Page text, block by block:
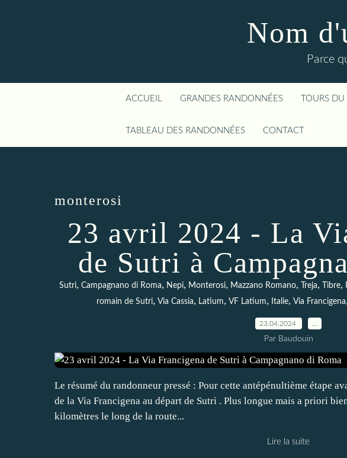
Nom
Parce
ACCUEIL GRANDES RANDONNÉES TOURS
TABLEAU DES RANDONNÉES CONTACT
monterosi
23 avril 2024 - La
de Sutri à
Sutri, Campagnano di Roma, Nepi, Monterosi, Mazzano Romano, Treja, Tibre,
romain de Sutri, Via Cassia, Latium, VF Latium, Italie, Via Francigena
23.04.2024
Par Baudouin
Le résumé du randonneur pressé : Pour cette antépénultième étape
de la Via Francigena au départ de Sutri . Plus longue mais a priori
kilomètres le long de la route...
Lire la suite